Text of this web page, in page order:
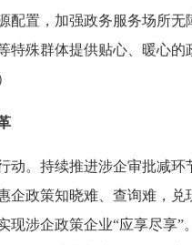
置，加强政务服务场所无
特殊群体提供贴心、暖心
。持续推进涉企审批减环
企政策知晓难、查询难，
现涉企政策企业“应享尽享